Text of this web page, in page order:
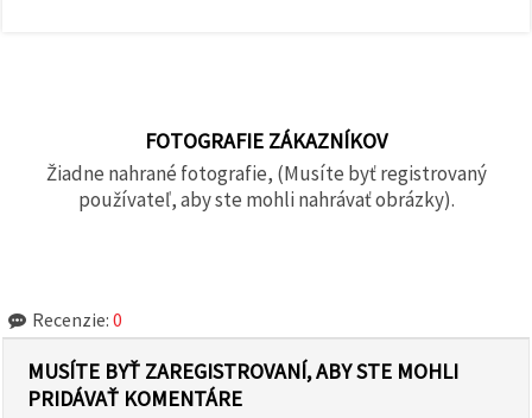
FOTOGRAFIE ZÁKAZNÍKOV
Žiadne nahrané fotografie, (Musíte byť registrovaný
používateľ, aby ste mohli nahrávať obrázky).
Recenzie: 0
MUSÍTE BYŤ ZAREGISTROVANÍ, ABY STE MOHLI
PRIDÁVAŤ KOMENTÁRE